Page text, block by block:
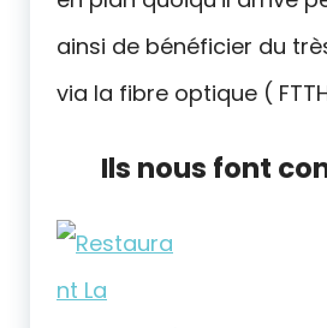
ainsi de bénéficier du
via la fibre optique (
Ils nous font